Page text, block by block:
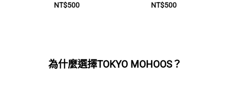
NT$500 NT$500
為什麼選擇TOKYO MOHOOS？